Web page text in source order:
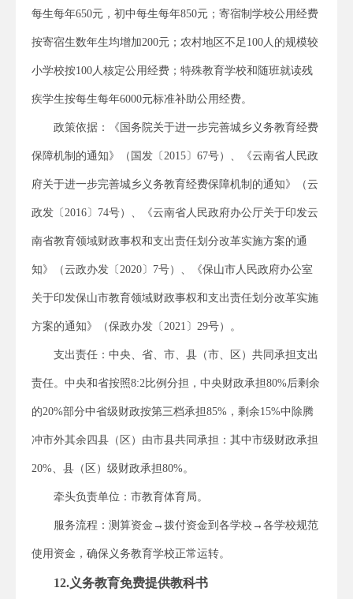
每生每年650元，初中每生每年850元；寄宿制学校公用经费
按寄宿生数年生均增加200元；农村地区不足100人的规模较
小学校按100人核定公用经费；特殊教育学校和随班就读残
疾学生按每生每年6000元标准补助公用经费。
政策依据：《国务院关于进一步完善城乡义务教育经费
保障机制的通知》（国发〔2015〕67号）、《云南省人民政
府关于进一步完善城乡义务教育经费保障机制的通知》（云
政发〔2016〕74号）、《云南省人民政府办公厅关于印发云
南省教育领域财政事权和支出责任划分改革实施方案的通
知》（云政办发〔2020〕7号）、《保山市人民政府办公室
关于印发保山市教育领域财政事权和支出责任划分改革实施
方案的通知》（保政办发〔2021〕29号）。
支出责任：中央、省、市、县（市、区）共同承担支出
责任。中央和省按照8:2比例分担，中央财政承担80%后剩余
的20%部分中省级财政按第三档承担85%，剩余15%中除腾
冲市外其余四县（区）由市县共同承担：其中市级财政承担
20%、县（区）级财政承担80%。
牵头负责单位：市教育体育局。
服务流程：测算资金→拨付资金到各学校→各学校规范
使用资金，确保义务教育学校正常运转。
12.义务教育免费提供教科书